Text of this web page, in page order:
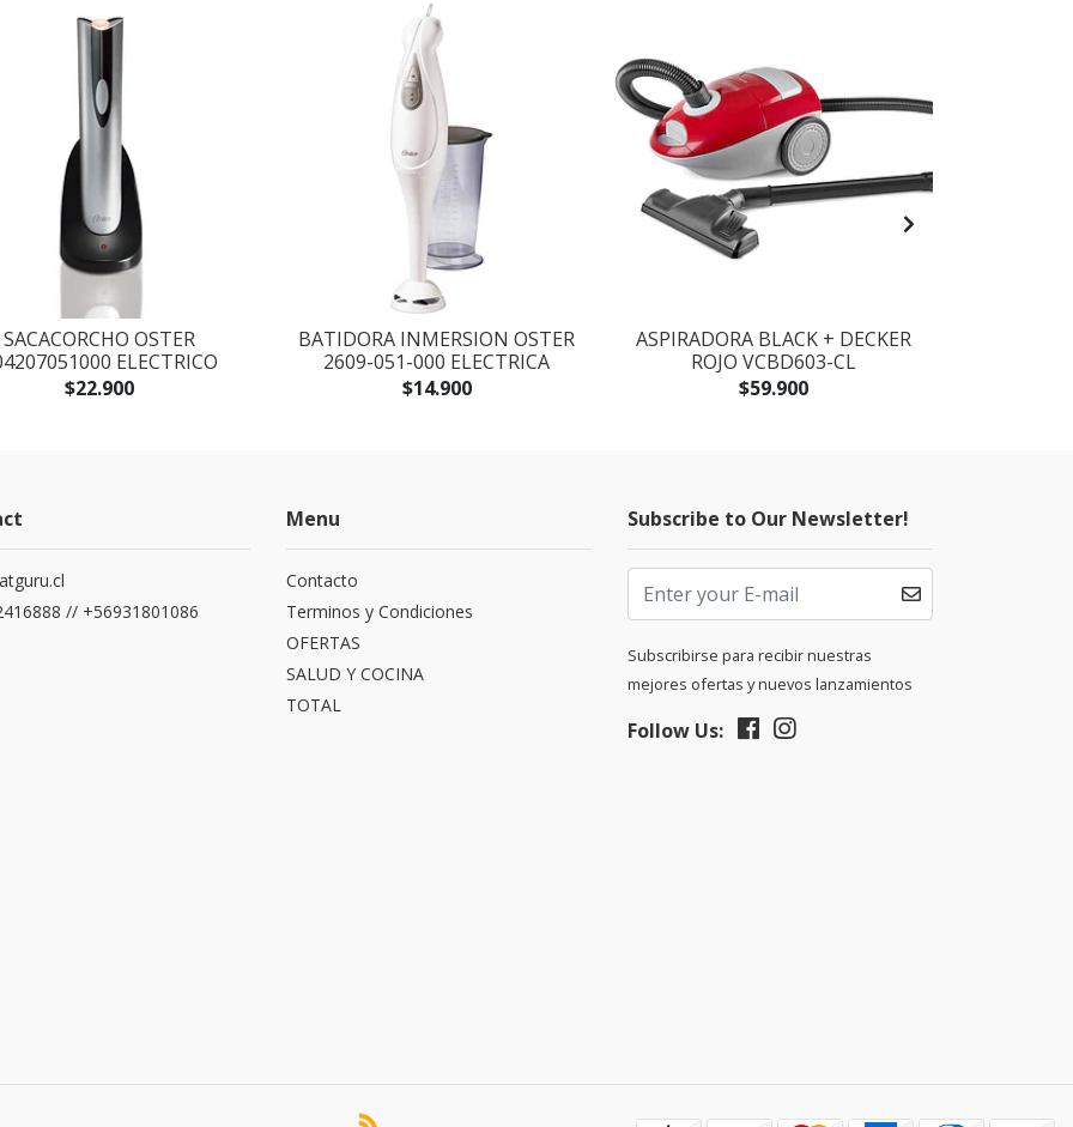
SACACORCHO OSTER
ELECTRICO
$22.900
BATIDORA INMERSION OSTER
2609-051-000 ELECTRICA
$14.900
ASPIRADORA BLACK + DECKER
ROJO VCBD603-CL
$59.900
// +56931801086
Menu
Contacto
Terminos y Condiciones
OFERTAS
SALUD Y COCINA
TOTAL
Subscribe to Our Newsletter!
Subscribirse para recibir nuestras
mejores ofertas y nuevos lanzamientos
Follow Us: